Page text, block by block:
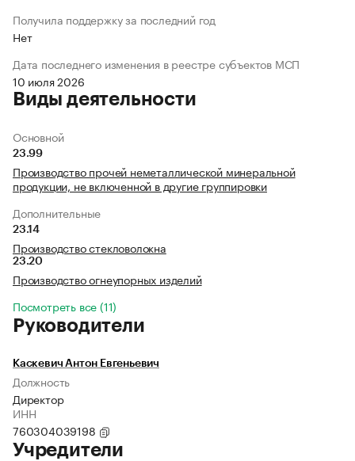
Получила поддержку за последний год
Нет
Дата последнего изменения в реестре субъектов МСП
10 июля 2026
Виды деятельности
Основной
23.99
Производство прочей неметаллической минеральной
продукции, не включенной в другие группировки
Дополнительные
23.14
Производство стекловолокна
23.20
Производство огнеупорных изделий
Посмотреть все (11)
Руководители
Каскевич Антон Евгеньевич
Должность
Директор
ИНН
760304039198
Учредители